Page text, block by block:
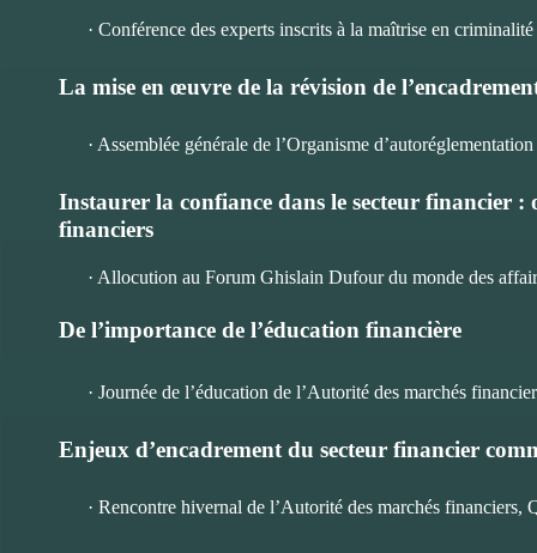
· Conférence des experts inscrits à la maîtrise en
La mise en œuvre de la révision de
· Assemblée générale de l’Organisme
Instaurer la confiance dans le secteur financier :
financiers
· Allocution au Forum Ghislain Dufour du monde des
De l’importance de l’éducation financière
· Journée de l’éducation de l’Autorité des marchés
Enjeux d’encadrement du secteur financier
· Rencontre hivernal de l’Autorité des marchés financiers,